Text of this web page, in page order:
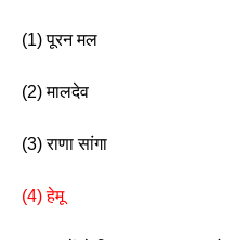
(1) पूरन मल
(2) मालदेव
(3) राणा सांगा
(4) हेमू